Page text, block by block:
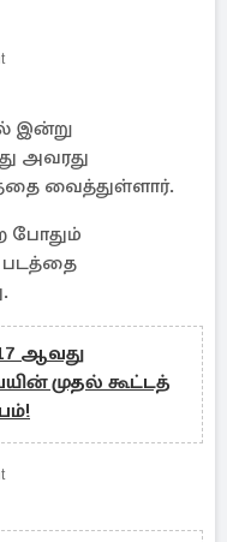
இன்று
அவரது
வைத்துள்ளார்.
போதும்
ஆவது
முதல் கூட்டத்